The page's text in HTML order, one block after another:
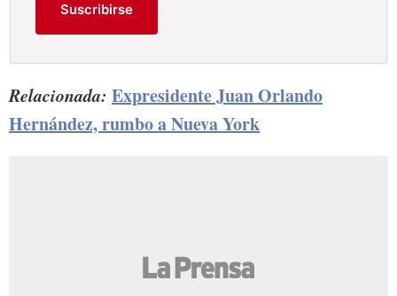
Suscribirse
Relacionada: Expresidente Juan Orlando
Hernández, rumbo a Nueva York